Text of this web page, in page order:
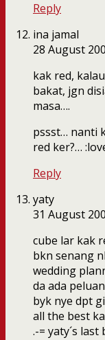
Reply
ina jamal
28 August
kak red,
bakat, jgn
masa….
pssst… nanti
red ker?…
Reply
yaty
31 August
cube lar kak
bkn senang
wedding
da ada
byk nye dpt
all the best
.-= yaty´s last